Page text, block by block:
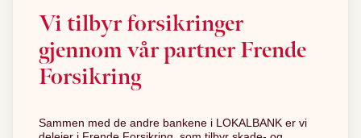
Vi tilbyr forsikringer
gjennom vår partner Frende
Forsikring
Sammen med de andre bankene i LOKALBANK er vi